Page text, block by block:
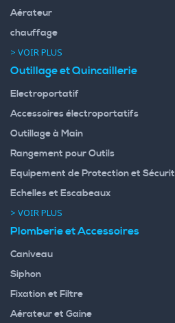
Aérateur
chauffage
> VOIR PLUS
Outillage et Quincaillerie
Electroportatif
Accessoires électroportatifs
Outillage à Main
Rangement pour Outils
Equipement de Protection et
Echelles et Escabeaux
> VOIR PLUS
Plomberie et Accessoires
Caniveau
Siphon
Fixation et Filtre
Aérateur et Gaine